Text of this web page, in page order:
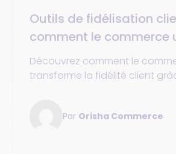
Outils de fidélisation
comment le commerce
transforme la relation
marque et sa clientèle
Découvrez comment le
transforme la fidélité client
Par Orisha Commerce